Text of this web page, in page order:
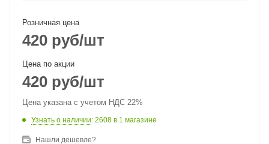
Розничная цена
420 руб/шт
Цена по акции
420 руб/шт
Цена указана с учетом НДС 22%
Узнать о наличии: 2608 в 1 магазине
Нашли дешевле?